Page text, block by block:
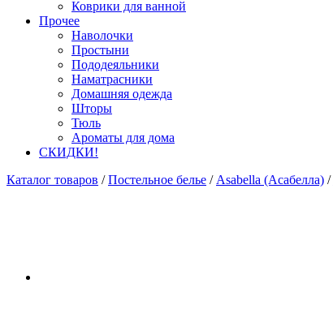
Коврики для ванной
Прочее
Наволочки
Простыни
Пододеяльники
Наматрасники
Домашняя одежда
Шторы
Тюль
Ароматы для дома
СКИДКИ!
Каталог товаров / Постельное белье / Asabella (Асабелла) /